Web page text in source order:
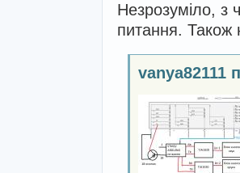
Незрозуміло, з
питання. Також
vanya82111